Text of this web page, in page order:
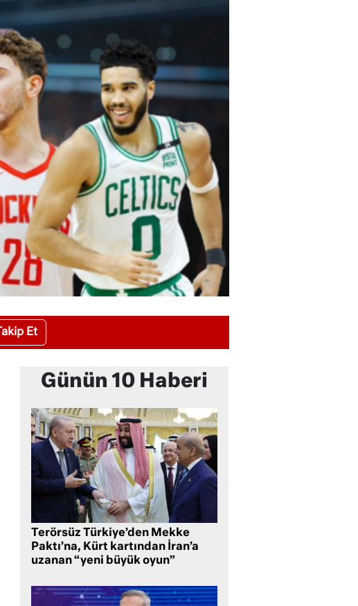
Takip Et
Günün 10 Haberi
Terörsüz Türkiye’den Mekke
Paktı’na, Kürt kartından İran’a
uzanan “yeni büyük oyun”